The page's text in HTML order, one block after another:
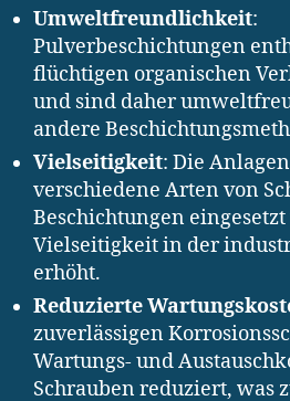
Umweltfreundlichkeit:
Pulverbeschichtungen
flüchtigen organischen
und sind daher
andere
Vielseitigkeit: Die
verschiedene Arten von
Beschichtungen
Vielseitigkeit in der
erhöht.
Reduzierte
zuverlässigen
Wartungs- und
Schrauben reduziert, was